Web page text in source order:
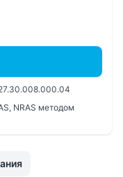
NRAS методом